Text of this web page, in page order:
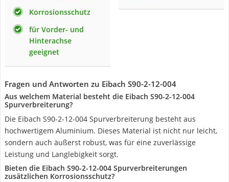
Korrosionsschutz
für Vorder- und
Hinterachse
geeignet
Fragen und Antworten zu Eibach S90-2-12-004
Aus welchem Material besteht die Eibach S90-2-12-004
Spurverbreiterung?
Die Eibach S90-2-12-004 Spurverbreiterung besteht aus
hochwertigem Aluminium. Dieses Material ist nicht nur leicht,
sondern auch äußerst robust, was für eine zuverlässige
Leistung und Langlebigkeit sorgt.
Bieten die Eibach S90-2-12-004 Spurverbreiterungen
zusätzlichen Korrosionsschutz?